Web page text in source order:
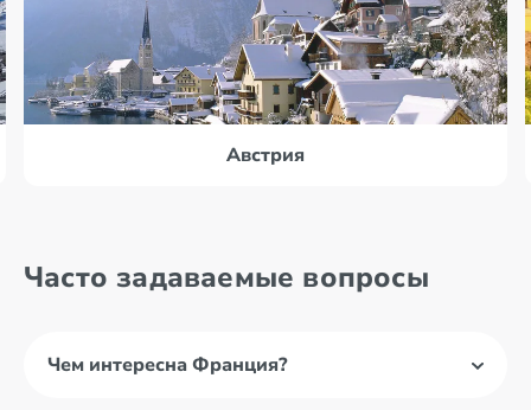
Австрия
Часто задаваемые вопросы
Чем интересна Франция?